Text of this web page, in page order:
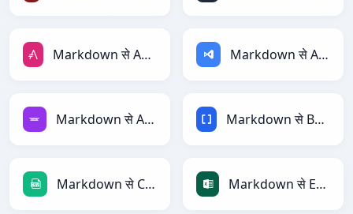
Markdown से AsciiDoc Markdown से ASP
Markdown से Avro Markdown से BBCode
Markdown से CSV Markdown से Excel